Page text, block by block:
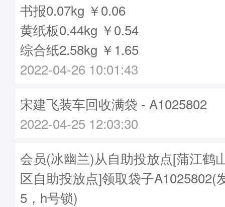
书报0.07kg ￥0.06
黄纸板0.44kg ￥0.54
综合纸2.58kg ￥1.65
2022-04-26 10:01:43
宋建飞装车回收满袋 - A1025802
2022-04-25 12:03:30
会员(冰幽兰)从自助投放点[蒲江鹤
区自助投放点]领取袋子A1025802(
5，h号锁)